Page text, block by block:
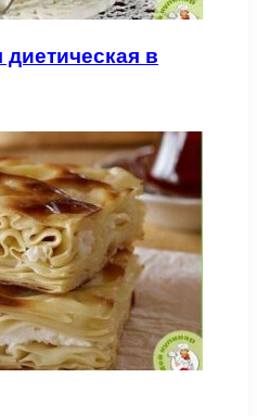
диетическая в